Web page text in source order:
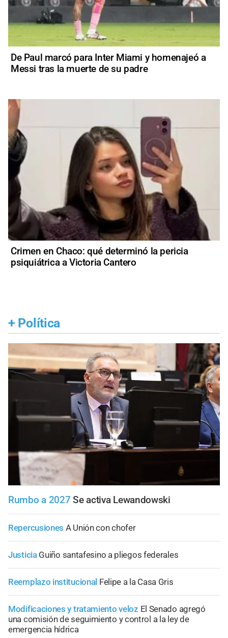
De Paul marcó para Inter Miami y homenajeó a
Messi tras la muerte de su padre
Crimen en Chaco: qué determinó la pericia
psiquiátrica a Victoria Cantero
+ Política
Rumbo a 2027 Se activa Lewandowski
Repercusiones A Unión con chofer
Justicia Guiño santafesino a pliegos federales
Reemplazo institucional Felipe a la Casa Gris
Modificaciones y tratamiento veloz El Senado agregó
una comisión de seguimiento y control a la ley de
emergencia hídrica